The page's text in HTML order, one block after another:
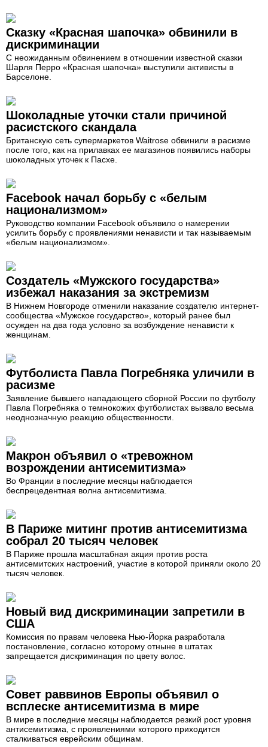
Сказку «Красная шапочка» обвинили в
дискриминации
С неожиданным обвинением в отношении известной сказки
Шарля Перро «Красная шапочка» выступили активисты в
Барселоне.
Шоколадные уточки стали причиной
расистского скандала
Британскую сеть супермаркетов Waitrose обвинили в расизме
после того, как на прилавках ее магазинов появились наборы
шоколадных уточек к Пасхе.
Facebook начал борьбу с «белым
национализмом»
Руководство компании Facebook объявило о намерении
усилить борьбу с проявлениями ненависти и так называемым
«белым национализмом».
Создатель «Мужского государства»
избежал наказания за экстремизм
В Нижнем Новгороде отменили наказание создателю интернет-
сообщества «Мужское государство», который ранее был
осужден на два года условно за возбуждение ненависти к
женщинам.
Футболиста Павла Погребняка уличили в
расизме
Заявление бывшего нападающего сборной России по футболу
Павла Погребняка о темнокожих футболистах вызвало весьма
неоднозначную реакцию общественности.
Макрон объявил о «тревожном
возрождении антисемитизма»
Во Франции в последние месяцы наблюдается
беспрецедентная волна антисемитизма.
В Париже митинг против антисемитизма
собрал 20 тысяч человек
В Париже прошла масштабная акция против роста
антисемитских настроений, участие в которой приняли около 20
тысяч человек.
Новый вид дискриминации запретили в
США
Комиссия по правам человека Нью-Йорка разработала
постановление, согласно которому отныне в штатах
запрещается дискриминация по цвету волос.
Совет раввинов Европы объявил о
всплеске антисемитизма в мире
В мире в последние месяцы наблюдается резкий рост уровня
антисемитизма, с проявлениями которого приходится
сталкиваться еврейским общинам.